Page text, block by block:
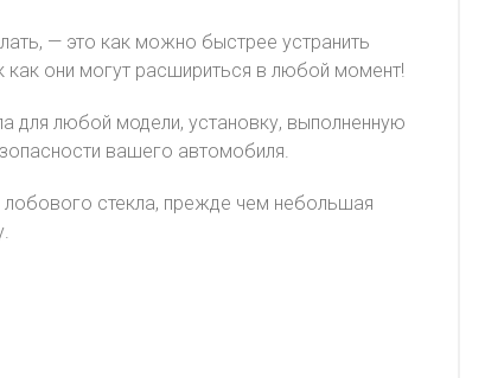
— это как можно быстрее устранить
они могут расшириться в любой момент!
для любой модели, установку, выполненную
вашего автомобиля.
стекла, прежде чем небольшая